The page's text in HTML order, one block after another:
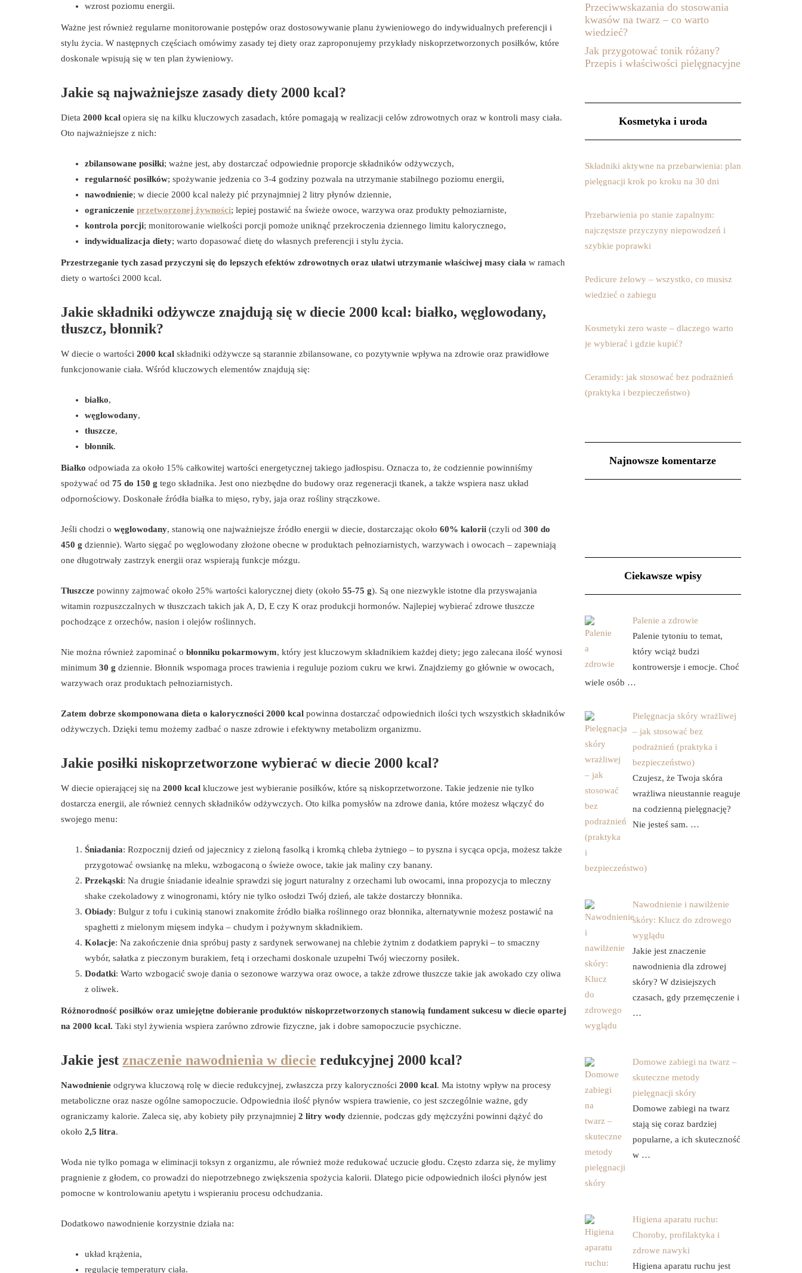
wzrost poziomu energii.
Ważne jest również regularne monitorowanie postępów oraz dostosowywanie planu żywieniowego do indywidualnych preferencji i
stylu życia. W następnych częściach omówimy zasady tej diety oraz zaproponujemy przykłady niskoprzetworzonych posiłków, które
doskonale wpisują się w ten plan żywieniowy.
Jakie są najważniejsze zasady diety 2000 kcal?
Dieta 2000 kcal opiera się na kilku kluczowych zasadach, które pomagają w realizacji celów zdrowotnych oraz w kontroli masy ciała.
Oto najważniejsze z nich:
zbilansowane posiłki; ważne jest, aby dostarczać odpowiednie proporcje składników odżywczych,
regularność posiłków; spożywanie jedzenia co 3-4 godziny pozwala na utrzymanie stabilnego poziomu energii,
nawodnienie; w diecie 2000 kcal należy pić przynajmniej 2 litry płynów dziennie,
ograniczenie przetworzonej żywności; lepiej postawić na świeże owoce, warzywa oraz produkty pełnoziarniste,
kontrola porcji; monitorowanie wielkości porcji pomoże uniknąć przekroczenia dziennego limitu kalorycznego,
indywidualizacja diety; warto dopasować dietę do własnych preferencji i stylu życia.
Przestrzeganie tych zasad przyczyni się do lepszych efektów zdrowotnych oraz ułatwi utrzymanie właściwej masy ciała w ramach
diety o wartości 2000 kcal.
Jakie składniki odżywcze znajdują się w diecie 2000 kcal: białko, węglowodany,
tłuszcz, błonnik?
W diecie o wartości 2000 kcal składniki odżywcze są starannie zbilansowane, co pozytywnie wpływa na zdrowie oraz prawidłowe
funkcjonowanie ciała. Wśród kluczowych elementów znajdują się:
białko,
węglowodany,
tłuszcze,
błonnik.
Białko odpowiada za około 15% całkowitej wartości energetycznej takiego jadłospisu. Oznacza to, że codziennie powinniśmy
spożywać od 75 do 150 g tego składnika. Jest ono niezbędne do budowy oraz regeneracji tkanek, a także wspiera nasz układ
odpornościowy. Doskonałe źródła białka to mięso, ryby, jaja oraz rośliny strączkowe.
Jeśli chodzi o węglowodany, stanowią one najważniejsze źródło energii w diecie, dostarczając około 60% kalorii (czyli od 300 do
450 g dziennie). Warto sięgać po węglowodany złożone obecne w produktach pełnoziarnistych, warzywach i owocach – zapewniają
one długotrwały zastrzyk energii oraz wspierają funkcje mózgu.
Tłuszcze powinny zajmować około 25% wartości kalorycznej diety (około 55-75 g). Są one niezwykle istotne dla przyswajania
witamin rozpuszczalnych w tłuszczach takich jak A, D, E czy K oraz produkcji hormonów. Najlepiej wybierać zdrowe tłuszcze
pochodzące z orzechów, nasion i olejów roślinnych.
Nie można również zapominać o błonniku pokarmowym, który jest kluczowym składnikiem każdej diety; jego zalecana ilość wynosi
minimum 30 g dziennie. Błonnik wspomaga proces trawienia i reguluje poziom cukru we krwi. Znajdziemy go głównie w owocach,
warzywach oraz produktach pełnoziarnistych.
Zatem dobrze skomponowana dieta o kaloryczności 2000 kcal powinna dostarczać odpowiednich ilości tych wszystkich składników
odżywczych. Dzięki temu możemy zadbać o nasze zdrowie i efektywny metabolizm organizmu.
Jakie posiłki niskoprzetworzone wybierać w diecie 2000 kcal?
W diecie opierającej się na 2000 kcal kluczowe jest wybieranie posiłków, które są niskoprzetworzone. Takie jedzenie nie tylko
dostarcza energii, ale również cennych składników odżywczych. Oto kilka pomysłów na zdrowe dania, które możesz włączyć do
swojego menu:
Śniadania: Rozpocznij dzień od jajecznicy z zieloną fasolką i kromką chleba żytniego – to pyszna i sycąca opcja, możesz także
przygotować owsiankę na mleku, wzbogaconą o świeże owoce, takie jak maliny czy banany.
Przekąski: Na drugie śniadanie idealnie sprawdzi się jogurt naturalny z orzechami lub owocami, inna propozycja to mleczny
shake czekoladowy z winogronami, który nie tylko osłodzi Twój dzień, ale także dostarczy błonnika.
Obiady: Bulgur z tofu i cukinią stanowi znakomite źródło białka roślinnego oraz błonnika, alternatywnie możesz postawić na
spaghetti z mielonym mięsem indyka – chudym i pożywnym składnikiem.
Kolacje: Na zakończenie dnia spróbuj pasty z sardynek serwowanej na chlebie żytnim z dodatkiem papryki – to smaczny
wybór, sałatka z pieczonym burakiem, fetą i orzechami doskonale uzupełni Twój wieczorny posiłek.
Dodatki: Warto wzbogacić swoje dania o sezonowe warzywa oraz owoce, a także zdrowe tłuszcze takie jak awokado czy oliwa
z oliwek.
Różnorodność posiłków oraz umiejętne dobieranie produktów niskoprzetworzonych stanowią fundament sukcesu w diecie opartej
na 2000 kcal. Taki styl żywienia wspiera zarówno zdrowie fizyczne, jak i dobre samopoczucie psychiczne.
Jakie jest znaczenie nawodnienia w diecie redukcyjnej 2000 kcal?
Nawodnienie odgrywa kluczową rolę w diecie redukcyjnej, zwłaszcza przy kaloryczności 2000 kcal. Ma istotny wpływ na procesy
metaboliczne oraz nasze ogólne samopoczucie. Odpowiednia ilość płynów wspiera trawienie, co jest szczególnie ważne, gdy
ograniczamy kalorie. Zaleca się, aby kobiety piły przynajmniej 2 litry wody dziennie, podczas gdy mężczyźni powinni dążyć do
około 2,5 litra.
Woda nie tylko pomaga w eliminacji toksyn z organizmu, ale również może redukować uczucie głodu. Często zdarza się, że mylimy
pragnienie z głodem, co prowadzi do niepotrzebnego zwiększenia spożycia kalorii. Dlatego picie odpowiednich ilości płynów jest
pomocne w kontrolowaniu apetytu i wspieraniu procesu odchudzania.
Dodatkowo nawodnienie korzystnie działa na:
układ krążenia,
regulację temperatury ciała.
Przeciwwskazania do stosowania
kwasów na twarz – co warto
wiedzieć?
Jak przygotować tonik różany?
Przepis i właściwości pielęgnacyjne
Kosmetyka i uroda
Składniki aktywne na przebarwienia: plan
pielęgnacji krok po kroku na 30 dni
Przebarwienia po stanie zapalnym:
najczęstsze przyczyny niepowodzeń i
szybkie poprawki
Pedicure żelowy – wszystko, co musisz
wiedzieć o zabiegu
Kosmetyki zero waste – dlaczego warto
je wybierać i gdzie kupić?
Ceramidy: jak stosować bez podrażnień
(praktyka i bezpieczeństwo)
Najnowsze komentarze
Ciekawsze wpisy
Palenie a zdrowie
Palenie tytoniu to temat,
który wciąż budzi
kontrowersje i emocje. Choć
wiele osób …
Pielęgnacja skóry wrażliwej
– jak stosować bez
podrażnień (praktyka i
bezpieczeństwo)
Czujesz, że Twoja skóra
wrażliwa nieustannie reaguje
na codzienną pielęgnację?
Nie jesteś sam. …
Nawodnienie i nawilżenie
skóry: Klucz do zdrowego
wyglądu
Jakie jest znaczenie
nawodnienia dla zdrowej
skóry? W dzisiejszych
czasach, gdy przemęczenie i
…
Domowe zabiegi na twarz –
skuteczne metody
pielęgnacji skóry
Domowe zabiegi na twarz
stają się coraz bardziej
popularne, a ich skuteczność
w …
Higiena aparatu ruchu:
Choroby, profilaktyka i
zdrowe nawyki
Higiena aparatu ruchu jest